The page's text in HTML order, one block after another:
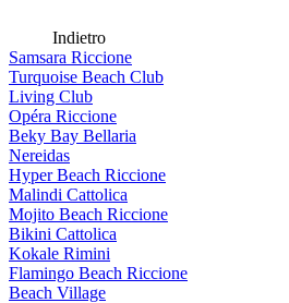
Indietro
Samsara Riccione
Turquoise Beach Club
Living Club
Opéra Riccione
Beky Bay Bellaria
Nereidas
Hyper Beach Riccione
Malindi Cattolica
Mojito Beach Riccione
Bikini Cattolica
Kokale Rimini
Flamingo Beach Riccione
Beach Village